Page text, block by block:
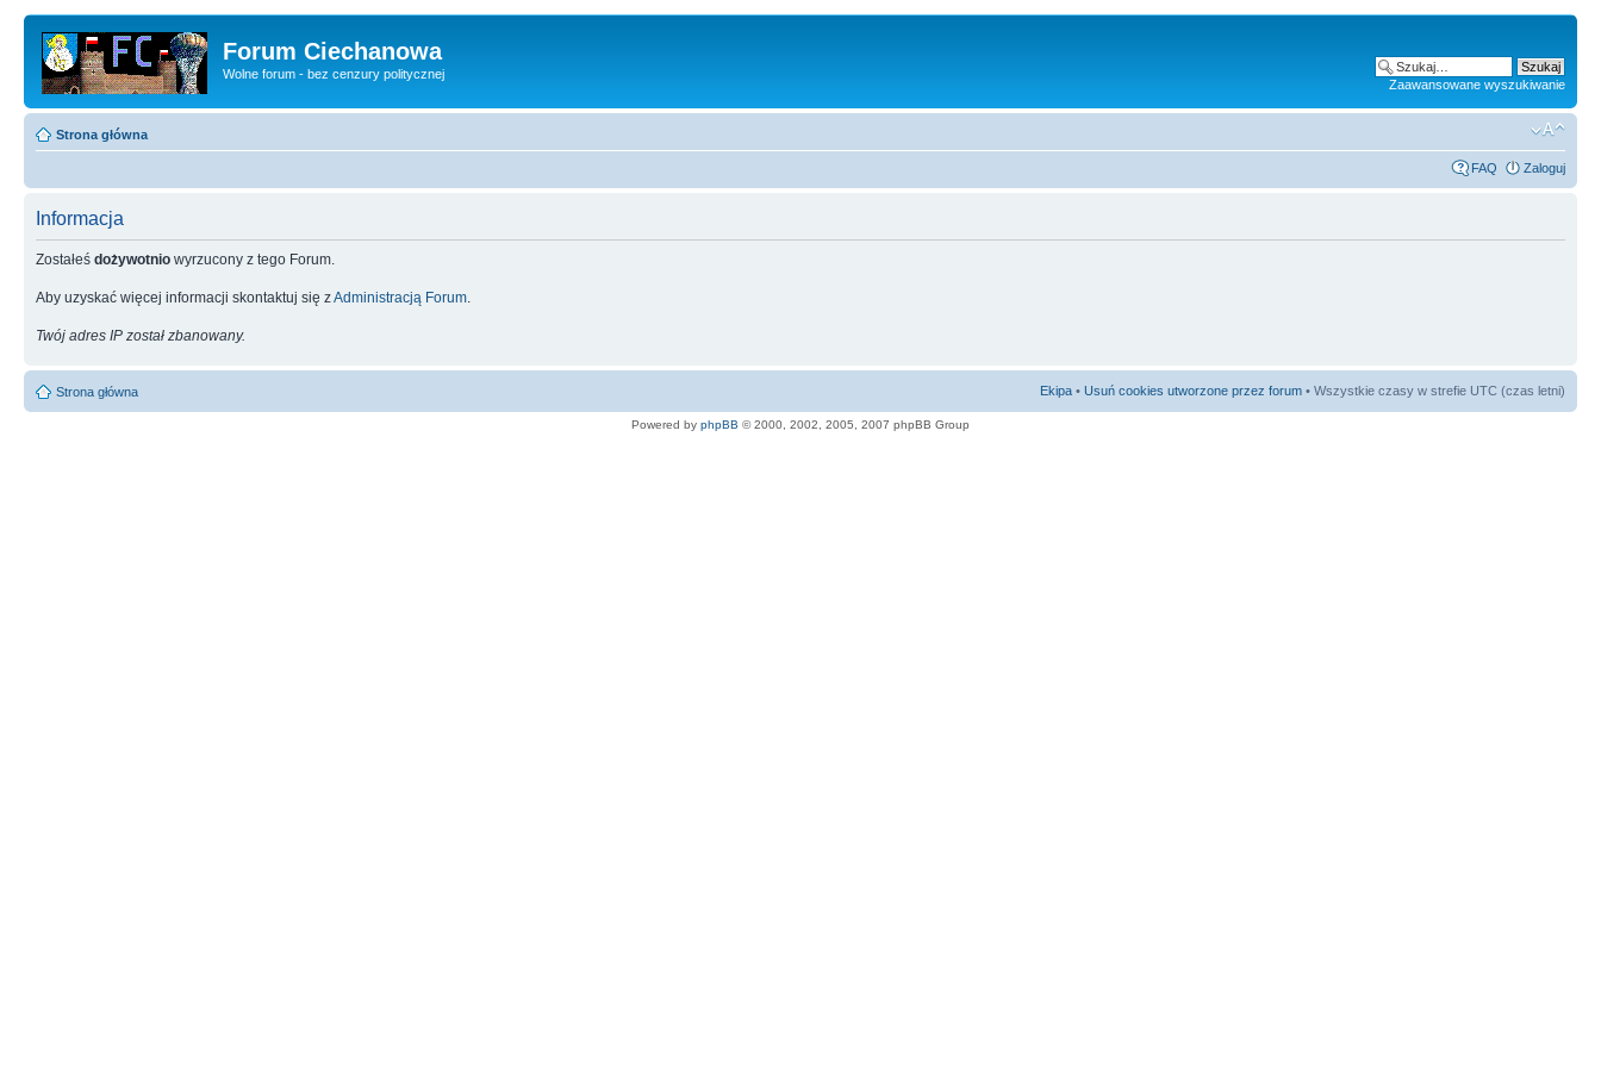
Forum Ciechanowa
Wolne forum - bez cenzury politycznej
Zaawansowane wyszukiwanie
Strona główna
FAQ Zaloguj
Informacja
Zostałeś dożywotnio wyrzucony z tego Forum.
Aby uzyskać więcej informacji skontaktuj się zAdministracją Forum
Twój adres IP został zbanowany.
Strona główna Ekipa • Usuń cookies utworzone przez forum • Wszystkie czasy w strefie UTC (czas letni)
Powered by phpBB © 2000, 2002, 2005, 2007 phpBB Group